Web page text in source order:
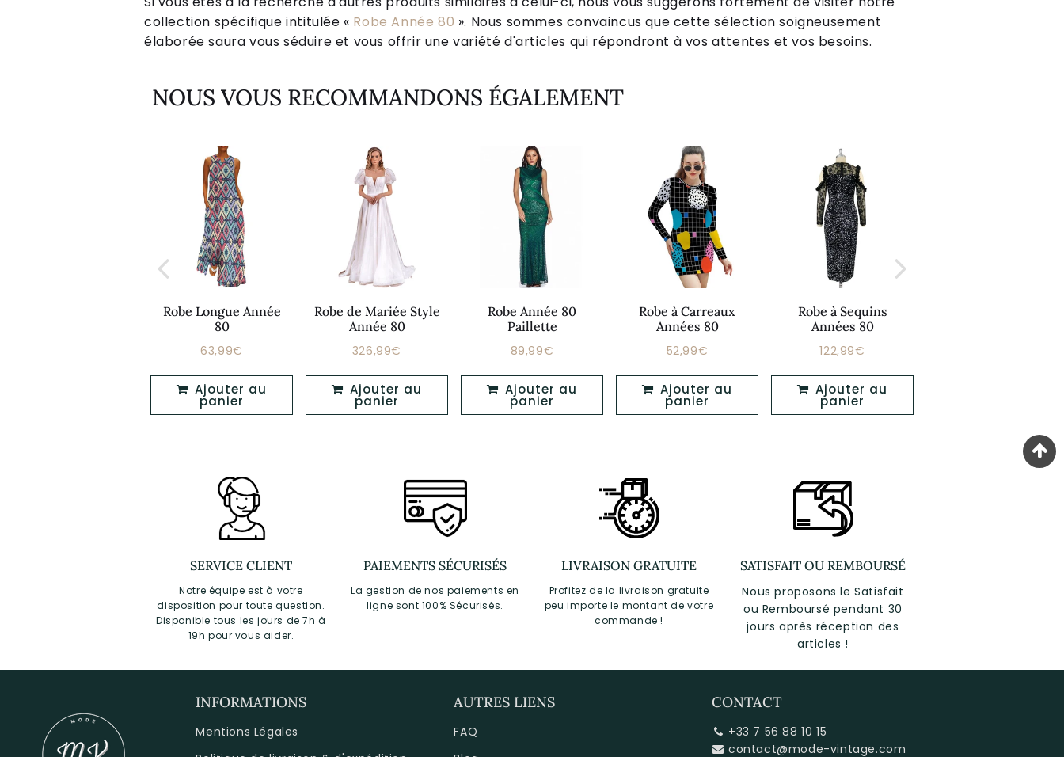
collection spécifique intitulée « Robe Année 80 ». Nous sommes convaincus que cette sélection soigneusement
élaborée saura vous séduire et vous offrir une variété d'articles qui répondront à vos attentes et vos besoins.
NOUS VOUS RECOMMANDONS ÉGALEMENT
Robe Longue Année
80
Prix
63,99€
panier
Robe de Mariée Style
Année 80
Prix
326,99€
panier
Robe Année 80
Paillette
Prix
89,99€
panier
Robe à Carreaux
Années 80
Prix
52,99€
panier
Robe à Sequins
Années 80
Prix
122,99€
panier
SERVICE CLIENT
Notre équipe est à votre
disposition pour toute question.
Disponible tous les jours de 7h à
19h pour vous aider.
PAIEMENTS SÉCURISÉS
La gestion de nos paiements en
ligne sont 100% Sécurisés.
LIVRAISON GRATUITE
Profitez de la livraison gratuite
peu importe le montant de votre
commande !
SATISFAIT OU REMBOURSÉ
Nous proposons le Satisfait
ou Remboursé pendant 30
jours après réception des
articles !
INFORMATIONS
Mentions Légales
AUTRES LIENS
FAQ
CONTACT
+33 7 56 88 10 15
contact@mode-vintage.com